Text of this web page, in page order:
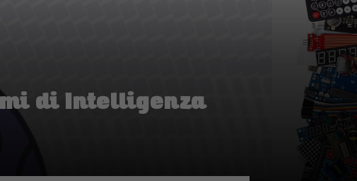
di Intelligenza